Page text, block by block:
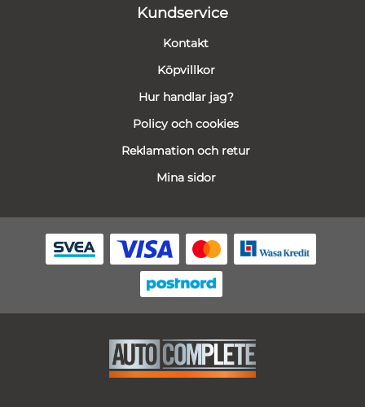
Kundservice
Kontakt
Köpvillkor
Hur handlar jag?
Policy och cookies
Reklamation och retur
Mina sidor